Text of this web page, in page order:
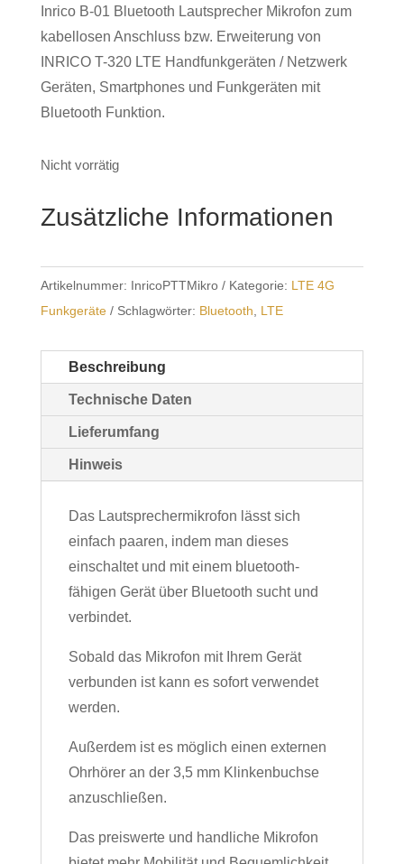
Inrico B-01 Bluetooth Lautsprecher Mikrofon zum
kabellosen Anschluss bzw. Erweiterung von
INRICO T-320 LTE Handfunkgeräten / Netzwerk
Geräten, Smartphones und Funkgeräten mit
Bluetooth Funktion.
Nicht vorrätig
Zusätzliche Informationen
Artikelnummer: InricoPTTMikro Kategorie: LTE 4G
Funkgeräte
Schlagwörter: Bluetooth, LTE
Beschreibung
Technische Daten
Lieferumfang
Hinweis
Das Lautsprechermikrofon lässt sich
einfach paaren, indem man dieses
einschaltet und mit einem bluetooth-
fähigen Gerät über Bluetooth sucht und
verbindet.
Sobald das Mikrofon mit Ihrem Gerät
verbunden ist kann es sofort verwendet
werden.
Außerdem ist es möglich einen externen
Ohrhörer an der 3,5 mm Klinkenbuchse
anzuschließen.
Das preiswerte und handliche Mikrofon